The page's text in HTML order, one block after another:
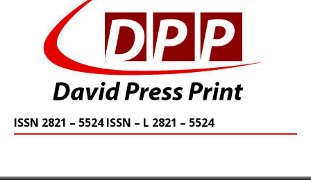
ISSN 2821 – 5524 ISSN – L 2821 – 5524